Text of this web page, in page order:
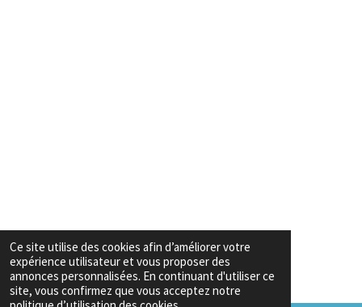
Ce site utilise des cookies afin d’améliorer votre
expérience utilisateur et vous proposer des
annonces personnalisées. En continuant d'utiliser ce
site, vous confirmez que vous acceptez notre